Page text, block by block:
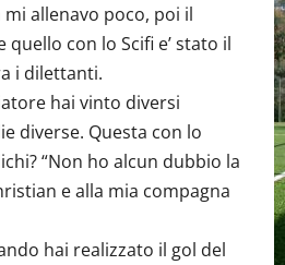
allenavo poco, poi il
con lo Scifi e’ stato il
i dilettanti.
hai vinto diversi
diverse. Questa con lo
“Non ho alcun dubbio la
e alla mia compagna
hai realizzato il gol del